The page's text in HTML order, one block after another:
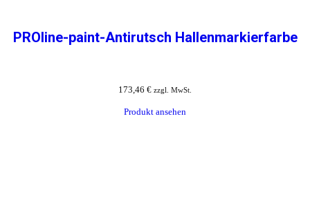
PROline-paint-Antirutsch Hallenmarkierfarbe
173,46 € zzgl. MwSt.
Produkt ansehen